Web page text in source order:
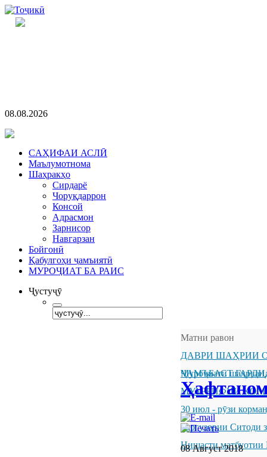
08.08.2026
CАҲИФАИ АСЛӢ
Маълумотнома
Шаҳракҳо
Сирдарё
Чоруқдаррон
Консой
Адрасмон
Зарнисор
Навгарзан
Бойгонӣ
Қабулгоҳи ҷамъиятӣ
МУРОҶИАТ БА РАИС
Ҷустуҷӯ
Матни равон
ДАВРИ ШАҲРИИ
ҶАМЪБАСТ
Муроҷиати
МУАРРИФИИ
30 июл - рӯзи
Баргузории Ситоди
Нишасти матбуотии
08 Август 2018